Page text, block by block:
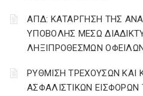
ΑΠΔ: ΚΑΤΑΡΓΗΣΗ ΤΗΣ
ΥΠΟΒΟΛΗΣ ΜΕΣΩ
ΛΗΞΙΠΡΟΘΕΣΜΩΝ
ΡΥΘΜΙΣΗ ΤΡΕΧΟΥΣΩΝ ΚΑΙ
ΑΣΦΑΛΙΣΤΙΚΩΝ ΕΙΣΦΟΡΩΝ